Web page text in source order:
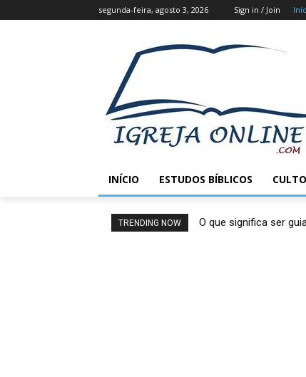
segunda-feira, agosto 3, 2026 Sign in / Join
INÍCIO ESTUDOS BÍBLICOS
TRENDING NOW O que significa ser